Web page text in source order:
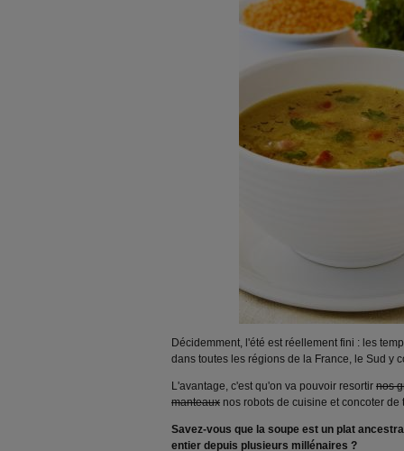
Décidemment, l'été est réellement fini : les
dans toutes les régions de la France, le Sud y
L'avantage, c'est qu'on va pouvoir resortir nos
manteaux nos robots de cuisine et concoter de
Savez-vous que la soupe est un plat
entier depuis plusieurs millénaires ?